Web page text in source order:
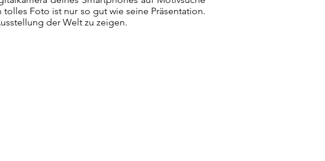
Foto ist nur so gut wie seine Präsentation.
der Welt zu zeigen.